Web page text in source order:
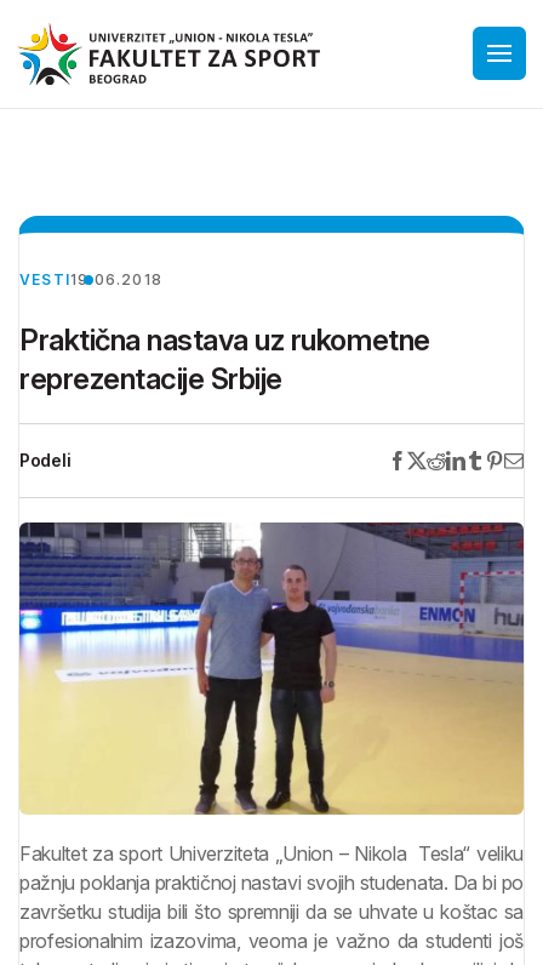
VESTI19.06.2018
Praktična nastava uz rukometne
reprezentacije Srbije
Podeli
Fakultet za sport Univerziteta „Union – Nikola Tesla“ veliku
pažnju poklanja praktičnoj nastavi svojih studenata. Da bi po
završetku studija bili što spremniji da se uhvate u koštac sa
profesionalnim izazovima, veoma je važno da studenti još